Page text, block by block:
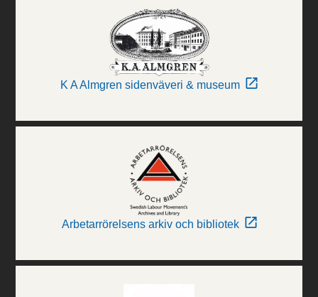
K A Almgren sidenväveri & museum
Arbetarrörelsens arkiv och bibliotek